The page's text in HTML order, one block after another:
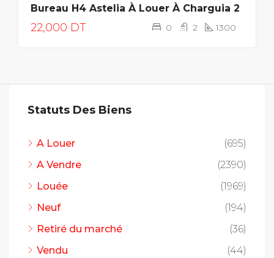
Bureau H4 Astelia À Louer À Charguia 2
22,000 DT 0 2 1300
Statuts Des Biens
A Louer
(695)
A Vendre
(2390)
Louée
(1969)
Neuf
(194)
Retiré du marché
(36)
Vendu
(44)